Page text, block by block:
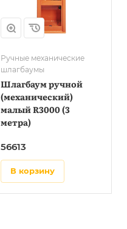
Ручные механические
шлагбаумы
Шлагбаум ручной
(механический)
малый R3000 (3
метра)
56613
в корзину